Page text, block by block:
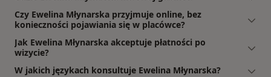
Czy Ewelina Młynarska przyjmuje online, bez
konieczności pojawiania się w placówce?
Jak Ewelina Młynarska akceptuje płatności po
wizycie?
W jakich językach konsultuje Ewelina Młynarska?